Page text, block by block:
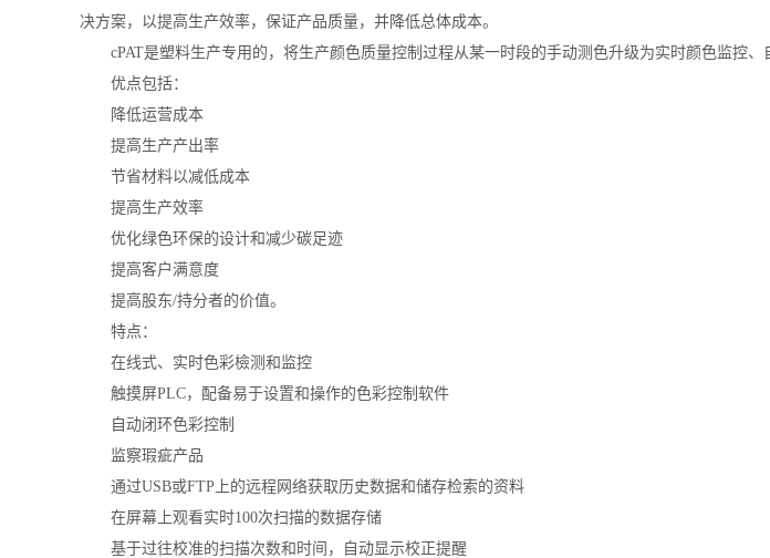
决方案，以提高生产效率，保证产品质量，并降低总体成本。
cPAT是塑料生产专用的，将生产颜色质量控制过程从某一时段的手动测色升级为实时颜色监控、
优点包括：
降低运营成本
提高生产产出率
节省材料以减低成本
提高生产效率
优化绿色环保的设计和减少碳足迹
提高客户满意度
提高股东/持分者的价值。
特点：
在线式、实时色彩檢测和监控
触摸屏PLC，配备易于设置和操作的色彩控制软件
自动闭环色彩控制
监察瑕疵产品
通过USB或FTP上的远程网络获取历史数据和储存检索的资料
在屏幕上观看实时100次扫描的数据存储
基于过往校准的扫描次数和时间，自动显示校正提醒